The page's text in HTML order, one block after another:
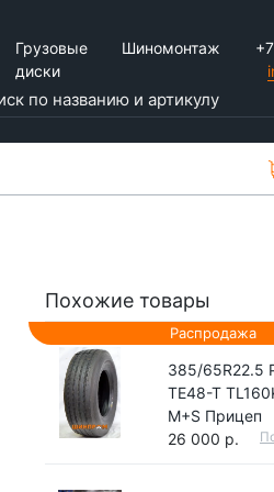
Грузовые
диски
Шиномонтаж
Похожие товары
Распродажа
385/65R22.5
TE48-T
M+S Прицеп
26 000 р.